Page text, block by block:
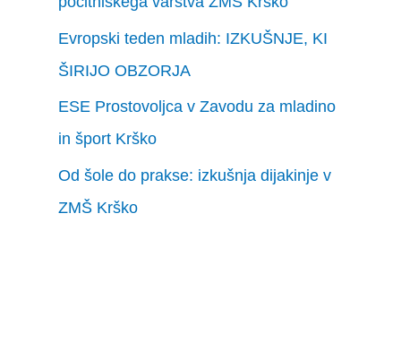
Evropski teden mladih: IZKUŠNJE, KI
ŠIRIJO OBZORJA
ESE Prostovoljca v Zavodu za mladino
in šport Krško
Od šole do prakse: izkušnja dijakinje v
ZMŠ Krško